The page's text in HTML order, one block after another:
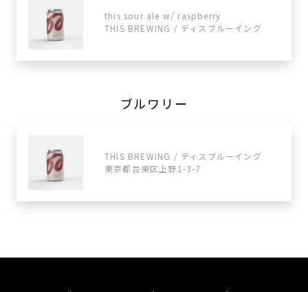
this sour ale w/ raspberry
THIS BREWING / ディスブルーイング
ブルワリー
THIS BREWING / ディスブルーイング
東京都台東区上野1-3-7